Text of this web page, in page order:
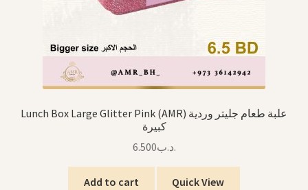
Lunch Box Large Glitter Pink (AMR) علبة طعام جليتر وردية
كبيرة
.د.ب6.500
Add to cart Quick View